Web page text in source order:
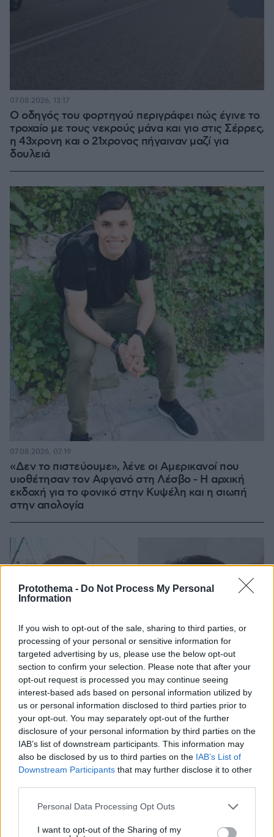
Protothema - Do Not Process My Personal
Information
If you wish to opt-out of the sale, sharing to third parties, or
processing of your personal or sensitive information for
targeted advertising by us, please use the below opt-out
section to confirm your selection. Please note that after your
opt-out request is processed you may continue seeing
interest-based ads based on personal information utilized by
us or personal information disclosed to third parties prior to
your opt-out. You may separately opt-out of the further
disclosure of your personal information by third parties on the
IAB’s list of downstream participants. This information may
also be disclosed by us to third parties on the IAB’s List of
Downstream Participants that may further disclose it to other
Please note that this website/app uses one or more Google
not limited to your visit or usage behaviour. You may click to
Personal Data Processing Opt Outs
I want to opt-out of the Sharing of my
Ο οδηγός του φορτηγού περιγράφει πώς έγινε το
τροχαίο με τους νεκρούς μάνα και γιο στις Σέρρες,
η 43χρονη και ο 21χρονος πήγαιναν μαζί για
δουλειά
07.08.2026, 13:17
«Δεν το πιστεύουμε», λένε οι Αμερικανοί που
υιοθέτησαν τον Αφγανό στη Λέσβο - Η αρχική
εκδοχή για το φονικό στην Κυψέλη και η σιωπή
στην απολογία
07.08.2026, 07:19
χρόνο από τον θάνατο της Λένας Σαμαρά
07.08.2026, 10:26